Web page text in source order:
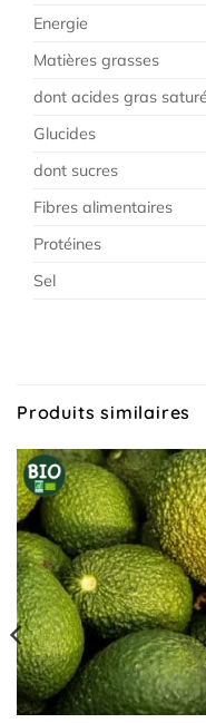
Energie
Matières grasses
dont acides gras
Glucides
dont sucres
Fibres alimentaires
Protéines
Sel
Produits similaires